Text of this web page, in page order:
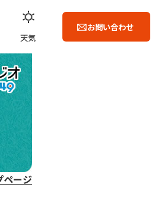
天気
お問い合わせ
ページ